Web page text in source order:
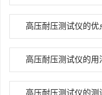
高压耐压测试仪的优
高压耐压测试仪的用
高压耐压测试仪的测